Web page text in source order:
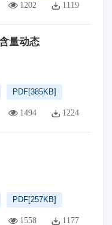
1202 1119
量动态
PDF[385KB]
1494 1224
PDF[257KB]
1558 1177